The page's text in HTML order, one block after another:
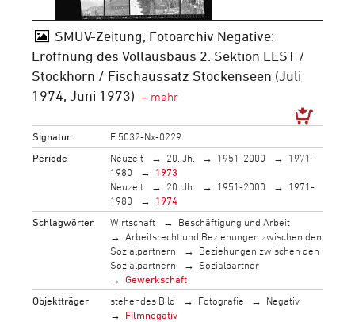
SMUV-Zeitung, Fotoarchiv Negative:
Eröffnung des Vollausbaus 2. Sektion LEST /
Stockhorn / Fischaussatz Stockenseen (Juli
1974, Juni 1973)
Signatur
F 5032-Nx-0229
Periode
Neuzeit 20. Jh. 1951-2000
1971-
1980
1973
Neuzeit
20. Jh. 1951-2000
1971-
1980
1974
Schlagwörter
Wirtschaft
Beschäftigung und Arbeit
Arbeitsrecht und Beziehungen zwischen den
Sozialpartnern
Beziehungen zwischen den
Sozialpartnern
Sozialpartner
Gewerkschaft
Objektträger
stehendes Bild Fotografie
Negativ
Filmnegativ